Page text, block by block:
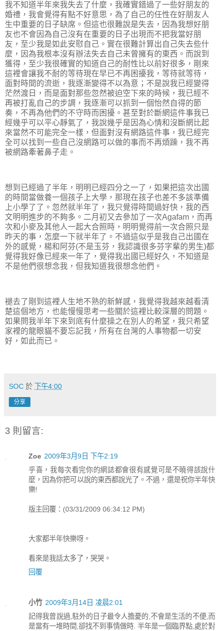
我不知道半年來我失去了什麼，我確實錯過了一些好朋友的
婚禮，我會覺得有點不好意思，為了自己的任性在好朋友人
生中重要的日子缺席。但這也很難說是失去，因為我想好朋
友也不會因為自己沒有在重要的日子出現而不把我當好朋
友，至少我是如此安慰自己。實在很難計算出自己失去些什
麼，因為我根本沒有辦法失去自己未曾擁有的東西。而說到
獲得，至少我很確實的知道自己的耐性比以前好很多，剛來
這裡會讓我不耐的等待現在早已不再困擾我，等待就等待，
面對時間的流逝，我逐漸變得不以為意；不是說我已經變得
茫然渡日，而是面對那些忽然被迫空下來的時候，我已經不
再被打亂自己的步調，我逐漸可以抓到一個怡然自得的節
奏，不再為他們的不守時而困擾。甚至對於斷網這件事我已
經幾乎可以平心靜氣了，我說幾乎是因為心情和沒斷網比起
來當然不可能完全一樣，但面對沒有網路這件事，我已經完
全可以找到一些自己沒網路可以做的事而不再煩躁，我不再
被網路牽著鼻子走。
想到已經過了半年，明明已經四分之一了，如果把這次出國
的時間當做養一個孩子上大學，那現在孩子也差不多該準備
上小學了了。忽然就半年了，我只覺得時間過好快，我的西
文明明進步的不夠多。二月初又去參加了一次Agafam，而再
次和小麥及其他人一起大合照時，明明覺得前一次合照只是
昨天的事，怎麼一下就半年了。不過這似乎是我自己出國在
外的感覺，楊和阿芬(不是玉芬，我認識很多芬字輩的男生)都
覺得我好像已經來一年了，覺得我出國已經好久，不知道是
不是他們很想念我，但我知道我很想念他們。
褪去了剛到這裡人生地不熟的新鮮感，我覺得我越來越看清
楚這個地方，也能慢慢思考一些關於這裡比較深層的問題。
如果問我半年下來到底有什麼操之在別人的希望，我只希望
家裡的龍眼貓不要忘記我，所有在台灣的人事物都一切安
好，如此而已。
SOC 於 下午4:00
分享
3 則留言:
Zoe 2009年3月9日 下午2:19
乎喜，我每次看完你的網誌都會很有感覺可是不曉得該說什
麼，因為你把可以說的東西都說光了。不過，還是祝你半年快
樂!
版主回覆：(03/31/2009 06:34:12 PM)
大家都半年快樂呀。
看來是我話太多了，哭哭。
回覆
小竹 2009年3月14日 凌晨2:01
記得我曾說過,駐外的日子最令人擔憂的,不會是生活的不便,而
是當有一堆時間,卻找不到事情做時. 半年是一個臨界點,處於對